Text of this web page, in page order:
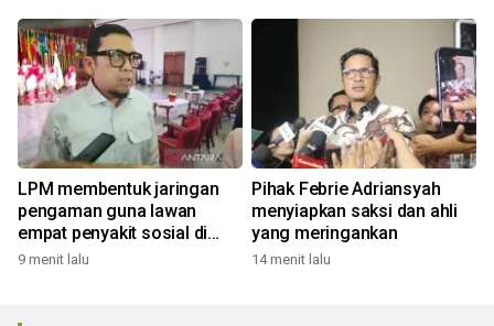
LPM membentuk jaringan
pengaman guna lawan
empat penyakit sosial di
desa
9 menit lalu
Pihak Febrie Adriansyah
menyiapkan saksi dan ahli
yang meringankan
14 menit lalu